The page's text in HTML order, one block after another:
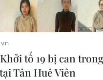
tố 19 bị can
Tân Huê Viên